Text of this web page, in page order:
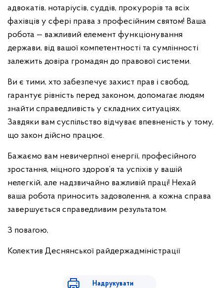
адвокатів, нотаріусів, суддів, прокурорів та всіх
фахівців у сфері права з професійним святом! Ваша
робота — важливий елемент функціонування
держави, від вашої компетентності та сумлінності
залежить довіра громадян до правової системи.
Ви є тими, хто забезпечує захист прав і свобод,
гарантує рівність перед законом, допомагає людям
знайти справедливість у складних ситуаціях.
Завдяки вам суспільство відчуває впевненість у тому,
що закон дійсно працює.
Бажаємо вам невичерпної енергії, професійного
зростання, міцного здоров’я та успіхів у вашій
нелегкій, але надзвичайно важливій праці! Нехай
ваша робота приносить задоволення, а кожна справа
завершується справедливим результатом.
З повагою,
Колектив Деснянської райдержадміністрації
Надрукувати